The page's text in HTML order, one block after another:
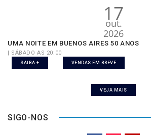
17
out.
2026
UMA NOITE EM BUENOS AIRES 50 ANOS
| SÁBADO AS 20:00
VENDAS EM BREVE
SAIBA +
VEJA MAIS
SIGO-NOS